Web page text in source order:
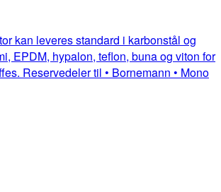
kan leveres standard i karbonstål og
EPDM, hypalon, teflon, buna og viton for
Reservedeler til • Bornemann • Mono